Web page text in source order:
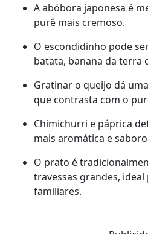
A abóbora japonesa é
purê mais cremoso.
O escondidinho pode
batata, banana da terra
Gratinar o queijo dá
que contrasta com o
Chimichurri e páprica
mais aromática e
O prato é
travessas grandes,
familiares.